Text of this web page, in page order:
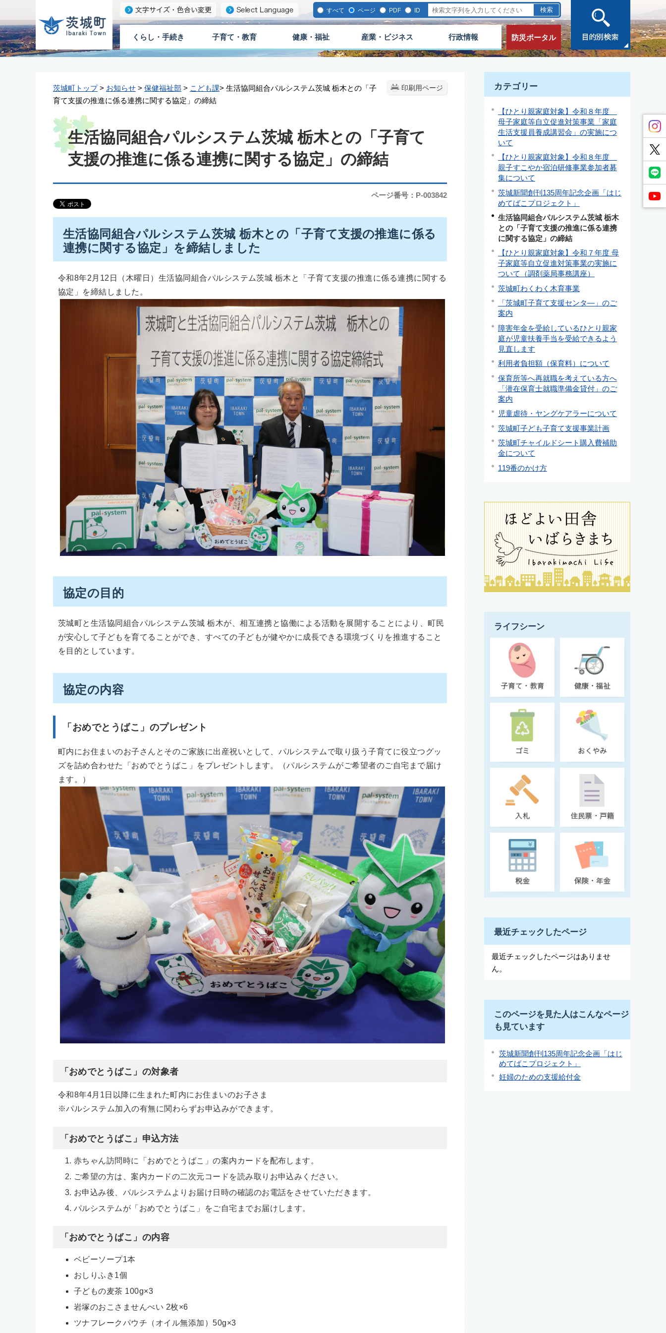
すべて ページ PDF ID
くらし・手続き 子育て・教育 健康・福祉 産業・ビジネス 行政情報 防災ポータル
印刷用ページ
茨城町トップ> お知らせ > 保健福祉部 > こども課> 生活協同組合パルシステム茨城 栃木との「子
育て支援の推進に係る連携に関する協定」の締結
生活協同組合パルシステム茨城 栃木との「子育て
支援の推進に係る連携に関する協定」の締結
ページ番号：P-003842
生活協同組合パルシステム茨城 栃木との「子育て支援の推進に係る
連携に関する協定」を締結しました
令和8年2月12日（木曜日）生活協同組合パルシステム茨城 栃木と「子育て支援の推進に係る連携に関する
協定」を締結しました。
協定の目的
茨城町と生活協同組合パルシステム茨城 栃木が、相互連携と協働による活動を展開することにより、町民
が安心して子どもを育てることができ、すべての子どもが健やかに成長できる環境づくりを推進すること
を目的としています。
協定の内容
「おめでとうばこ」のプレゼント
町内にお住まいのお子さんとそのご家族に出産祝いとして、パルシステムで取り扱う子育てに役立つグッ
ズを詰め合わせた「おめでとうばこ」をプレゼントします。（パルシステムがご希望者のご自宅まで届け
ます。）
「おめでとうばこ」の対象者
令和8年4月1日以降に生まれた町内にお住まいのお子さま
※パルシステム加入の有無に関わらずお申込みができます。
「おめでとうばこ」申込方法
赤ちゃん訪問時に「おめでとうばこ」の案内カードを配布します。
ご希望の方は、案内カードの二次元コードを読み取りお申込みください。
お申込み後、パルシステムよりお届け日時の確認のお電話をさせていただきます。
パルシステムが「おめでとうばこ」をご自宅までお届けします。
「おめでとうばこ」の内容
ベビーソープ1本
おしりふき1個
子どもの麦茶 100g×3
岩塚のおこさませんべい 2枚×6
ツナフレークパウチ（オイル無添加）50g×3
カテゴリー
【ひとり親家庭対象】令和８年度
母子家庭等自立促進対策事業「家庭
生活支援員養成講習会」の実施につ
いて
【ひとり親家庭対象】令和８年度
親子すこやか宿泊研修事業参加者募
集について
茨城新聞創刊135周年記念企画「はじ
めてばこプロジェクト」
生活協同組合パルシステム茨城 栃木
との「子育て支援の推進に係る連携
に関する協定」の締結
【ひとり親家庭対象】令和７年度 母
子家庭等自立促進対策事業の実施に
ついて（調剤薬局事務講座）
茨城町わくわく木育事業
「茨城町子育て支援センタ―」のご
案内
障害年金を受給しているひとり親家
庭が児童扶養手当を受給できるよう
見直します
利用者負担額（保育料）について
保育所等へ再就職を考えている方へ
「潜在保育士就職準備金貸付」のご
案内
児童虐待・ヤングケアラーについて
茨城町子ども子育て支援事業計画
茨城町チャイルドシート購入費補助
金について
119番のかけ方
ライフシーン
最近チェックしたページ
最近チェックしたページはありませ
ん。
このページを見た人はこんなページ
も見ています
茨城新聞創刊135周年記念企画「はじ
めてばこプロジェクト」
妊婦のための支援給付金